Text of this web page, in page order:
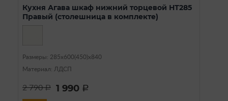
Кухня Агава шкаф нижний торцевой НТ285
Правый (столешница в комплекте)
Размеры: 285х600(450)х840
Материал: ЛДСП
2 790a 1 990 a